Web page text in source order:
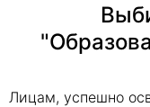
Лицам, успешно